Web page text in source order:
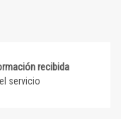
recibida
servicio